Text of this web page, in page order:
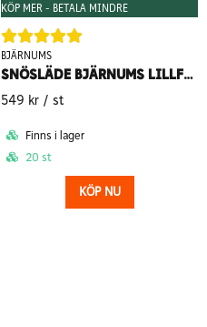
KÖP MER - BETALA MINDRE
BJÄRNUMS
SNÖSLÄDE BJÄRNUMS LILLFLINGAN 700X530 MM
549 kr / st
Finns i lager
20 st
KÖP NU